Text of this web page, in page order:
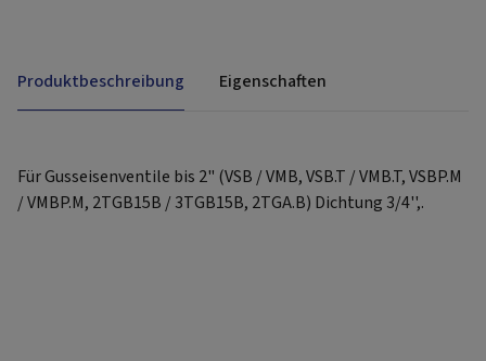
Produktbeschreibung Eigenschaften
Für Gusseisenventile bis 2" (VSB / VMB, VSB.T / VMB.T, VSBP.M
/ VMBP.M, 2TGB15B / 3TGB15B, 2TGA.B) Dichtung 3/4'',.